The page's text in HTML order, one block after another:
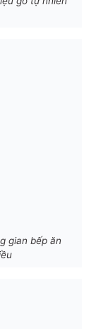
gian bếp ăn